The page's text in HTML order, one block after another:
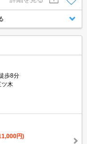
歩8分
ツ木
円)